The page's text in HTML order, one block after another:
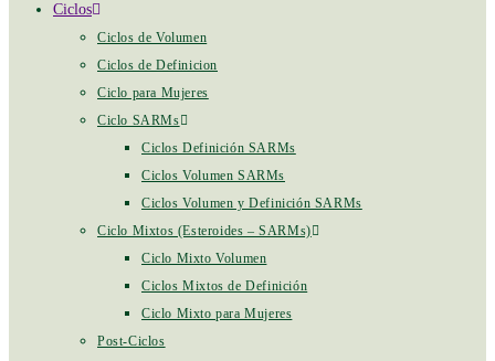
Ciclos
Ciclos de Volumen
Ciclos de Definicion
Ciclo para Mujeres
Ciclo SARMs
Ciclos Definición SARMs
Ciclos Volumen SARMs
Ciclos Volumen y Definición SARMs
Ciclo Mixtos (Esteroides – SARMs)
Ciclo Mixto Volumen
Ciclos Mixtos de Definición
Ciclo Mixto para Mujeres
Post-Ciclos